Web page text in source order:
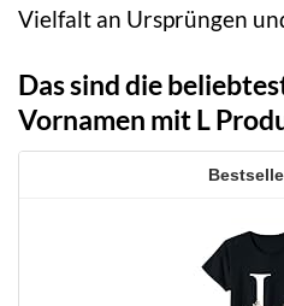
Vielfalt an Ursprüngen
Das sind die
Vornamen mit L